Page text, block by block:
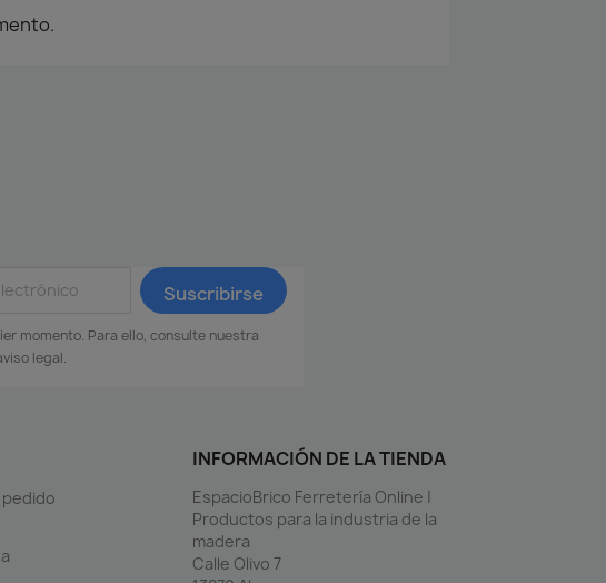
momento. Para ello, consulte nuestra
legal.
INFORMACIÓN DE LA TIENDA
EspacioBrico Ferretería Online |
Productos para la industria de la
madera
Calle Olivo 7